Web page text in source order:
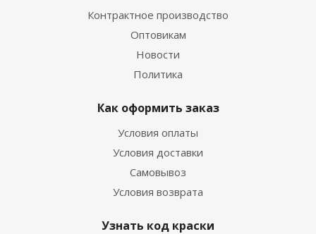
Контрактное производство
Оптовикам
Новости
Политика
Как оформить заказ
Условия оплаты
Условия доставки
Самовывоз
Условия возврата
Узнать код краски